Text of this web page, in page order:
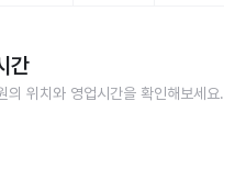
간
의 위치와 영업시간을 확인해보세요.